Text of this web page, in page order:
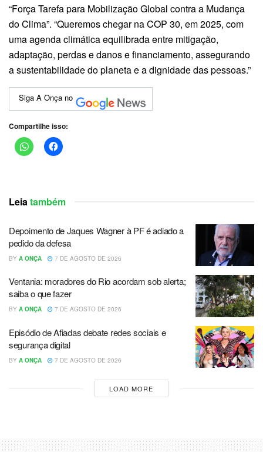
“Força Tarefa para Mobilização Global contra a Mudança
do Clima”. “Queremos chegar na COP 30, em 2025, com
uma agenda climática equilibrada entre mitigação,
adaptação, perdas e danos e financiamento, assegurando
a sustentabilidade do planeta e a dignidade das pessoas.”
Siga A Onça no
Compartilhe isso:
Leia também
Depoimento de Jaques Wagner à PF é adiado a
pedido da defesa
BY A ONÇA 7 DE AGOSTO DE 2026
Ventania: moradores do Rio acordam sob alerta;
saiba o que fazer
BY A ONÇA 7 DE AGOSTO DE 2026
Episódio de Afiadas debate redes sociais e
segurança digital
BY A ONÇA 7 DE AGOSTO DE 2026
LOAD MORE